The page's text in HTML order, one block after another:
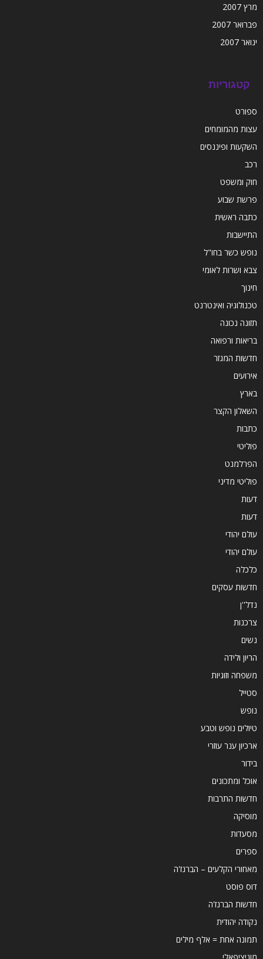
מרץ 2007
פברואר 2007
ינואר 2007
קטגוריות
ספורט
עצות מהמומחים
השקעות ופיננסים
רכב
חוק ומשפט
פרשת שבוע
כתבה ראשית
התיישבות
נופש כשר בחו"ל
צבא ושרות לאומי
חינוך
טכנולוגיה ואינטרנט
תזונה נכונה
בריאות ורפואה
חדשות המגזר
אירועים
בארץ
השאלון הקצר
כתבות
פוליטי
הפרלמנט
פוליטי מדיני
דעות
דעות
עולם יהודי
עולם יהודי
כלכלה
חדשות עסקים
נדל''ן
צרכנות
נשים
הריון ולידה
משפחה וזוגיות
סטייל
נופש
טיולים נופש וטבע
ארכיון ענר עוזרי
בידור
אוכל ומתכונים
חדשות התרבות
מוסיקה
מסעדות
ספרים
מאחורי הקלעים – הברנז'ה
דוס פוסט
חדשות הברנז'ה
נקודה יהודית
תמונה אחת = אלף מילים